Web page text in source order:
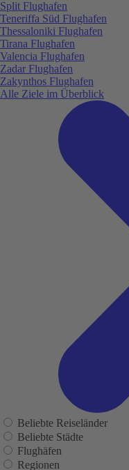
Split Flughafen
Teneriffa Süd Flughafen
Thessaloniki Flughafen
Tirana Flughafen
Valencia Flughafen
Zadar Flughafen
Zakynthos Flughafen
Alle Ziele im Überblick
Beliebte Reiseländer
Beliebte Städte
Flughäfen
Regionen